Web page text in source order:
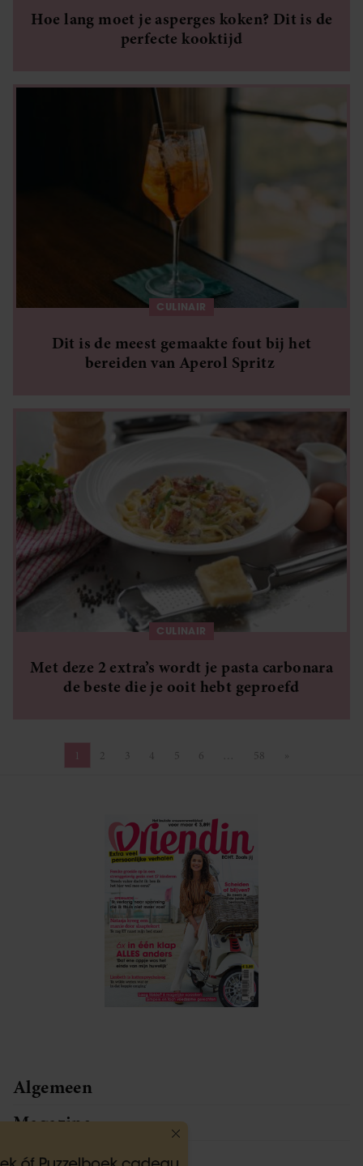
Hoe lang moet je asperges koken? Dit is de
perfecte kooktijd
CULINAIR
Dit is de meest gemaakte fout bij het
bereiden van Aperol Spritz
CULINAIR
Met deze 2 extra’s wordt je pasta carbonara
de beste die je ooit hebt geproefd
Pagina
1 Pagina
2 Pagina
3 Pagina
4 Pagina
5 Pagina
6 Pagina
58 Volgende
»
Algemeen
Magazine
Service